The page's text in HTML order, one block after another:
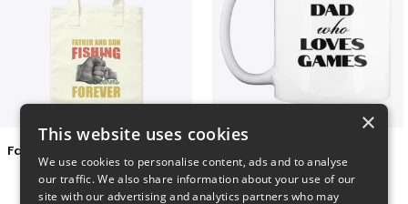
×
This website uses cookies
We use cookies to personalise content, ads and to analyse
our traffic. We also share information about your use of our
site with our advertising and analytics partners who may